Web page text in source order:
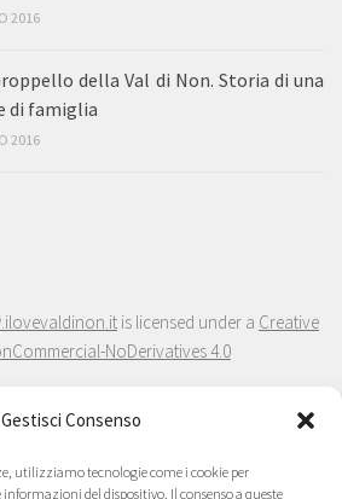
Gestisci Consenso
utilizziamo tecnologie come i cookie per
del dispositivo. Il consenso a queste
2016
della Val di Non. Storia di una
di famiglia
2016
is licensed under a Creative
NoDerivatives 4.0